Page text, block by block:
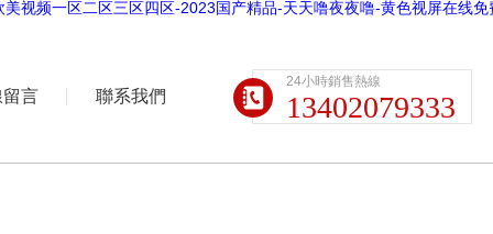
视频一区二区三区四区-2023国产精品-天天噜夜夜噜-黄色视屏在线免
言 聯系我們
24小時銷售熱線
13402079333